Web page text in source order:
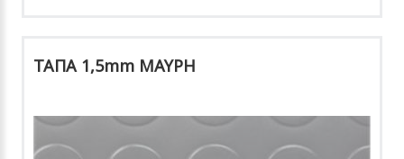
ΤΑΠΑ 1,5mm ΜΑΥΡΗ